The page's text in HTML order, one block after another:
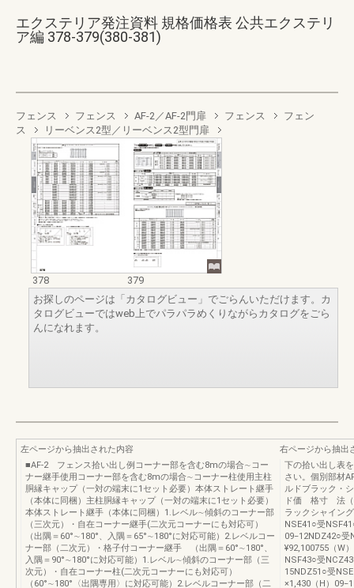
エクステリア発注資料 規格価格表 公共エクステリ
ア編 378-379(380-381)
フェンス フェンス AF-2／AF-2門扉 フェンス
フェン
ス
リーベンス2型／リーベンス2型門扉
378
379
お探しのページは「カタログビュー」でごらんいただけます。カ
タログビューではweb上でパラパラめくりながらカタログをごら
んになれます。
左ページから抽出された内容
■AF-2 フェンス拾い出し例コーナー部を含む8mの場合∼コー
ナー継手使用コーナー部を含む8mの場合∼コーナー柱使用主柱
胴縁キャップ（一対の端末に1セット必要）本体ストレート継手
（本体に同梱）主柱胴縁キャップ（一対の端末に1セット必要）
本体ストレート継手（本体に同梱）1.レベル∼傾斜のコーナー部
（三次元）・自在コーナー継手(二次元コーナーにも対応可）
（出隅＝60°∼180°、入隅＝65°∼180°に対応可能）2.レベルコー
ナー部（二次元）・格子付コーナー継手 （出隅＝60°∼180°、
入隅＝90°∼180°に対応可能）1.レベル∼傾斜のコーナー部（三
次元）・自在コーナー柱(二次元コーナーにも対応可）
（60°∼180°〈出隅専用〉に対応可能）2.レベルコーナー部（二
右ページから抽出
下の拾い出し表
さい。個別部材
ルドブラック・
ド価 格寸 法（
ラックシャイン
NSE41○受
09‒12NDZ42○受
¥92,100755（W
NSF43○受
15NDZ51○受
×1,430（H）